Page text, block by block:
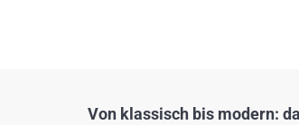
Von klassisch bis modern: